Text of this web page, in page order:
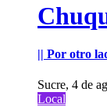
|| Por otro
Sucre, 4 de
Local